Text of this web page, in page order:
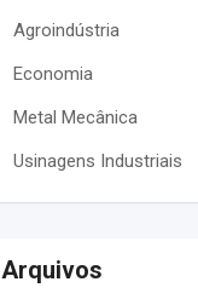
Agroindústria
Economia
Metal Mecânica
Usinagens Industriais
Arquivos